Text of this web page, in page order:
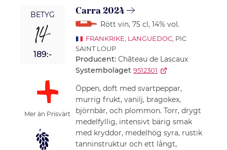
BETYG
14
189:-
Mer än Prisvärt
Carra 2024
Rött vin, 75 cl, 14% vol.
FRANKRIKE LANGUEDOC, PIC
SAINT LOUP
Producent:Château de Lascaux
Systembolaget 9512301
Öppen, doft med svartpeppar,
murrig frukt, vanilj, bragokex,
björnbär, och plommon. Torr, drygt
medelfyllig, intensivt bärig smak
med kryddor, medelhög syra, rustik
tanninstruktur och ett långt,